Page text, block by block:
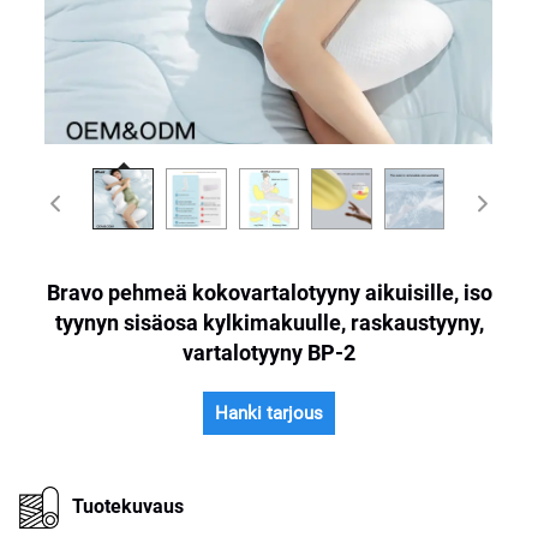
Bravo pehmeä kokovartalotyyny aikuisille, iso
tyynyn sisäosa kylkimakuulle, raskaustyyny,
vartalotyyny BP-2
Hanki tarjous
Tuotekuvaus